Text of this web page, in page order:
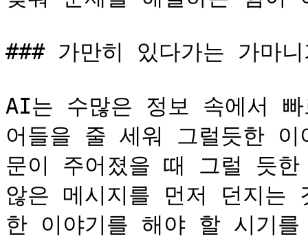
### 가만히 있다가는 가마
AI는 수많은 정보 속에서
어들을 줄 세워 그럴듯한
문이 주어졌을 때 그럴 듯
않은 메시지를 먼저 던지는
한 이야기를 해야 할 시기